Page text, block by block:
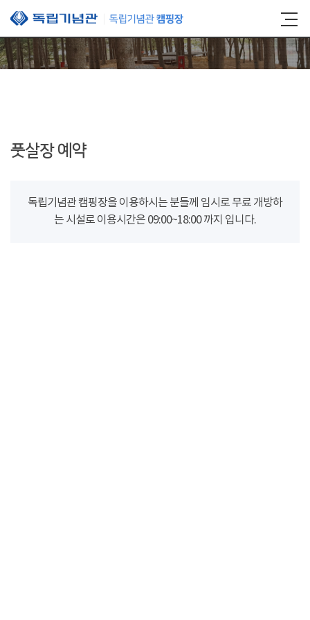
본문 바로가기
풋살장 예약
독립기념관 캠핑장을 이용하시는 분들께 임시로 무료 개방하
는 시설로 이용시간은 09:00~18:00 까지 입니다.